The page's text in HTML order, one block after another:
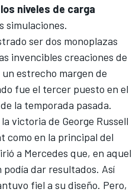
niveles de carga
simulaciones.
ser dos monoplazas
invencibles creaciones de
estrecho margen de
fue el tercer puesto en el
la temporada pasada.
victoria de George Russell
como en la principal del
a Mercedes que, en aquel
dar resultados. Así
fiel a su diseño. Pero,